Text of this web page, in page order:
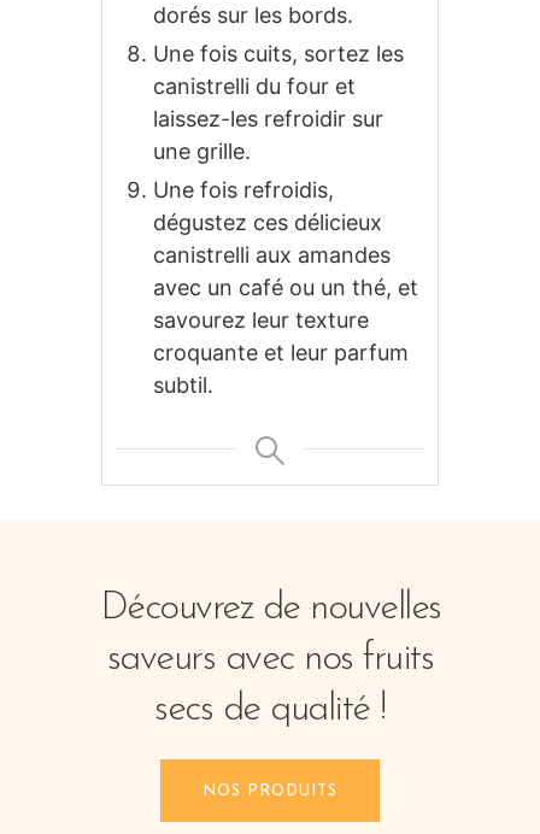
dorés sur les bords.
Une fois cuits, sortez les
canistrelli du four et
laissez-les refroidir sur
une grille.
Une fois refroidis,
dégustez ces délicieux
canistrelli aux amandes
avec un café ou un thé, et
savourez leur texture
croquante et leur parfum
subtil.
Découvrez de nouvelles
saveurs avec nos fruits
secs de qualité !
NOS PRODUITS